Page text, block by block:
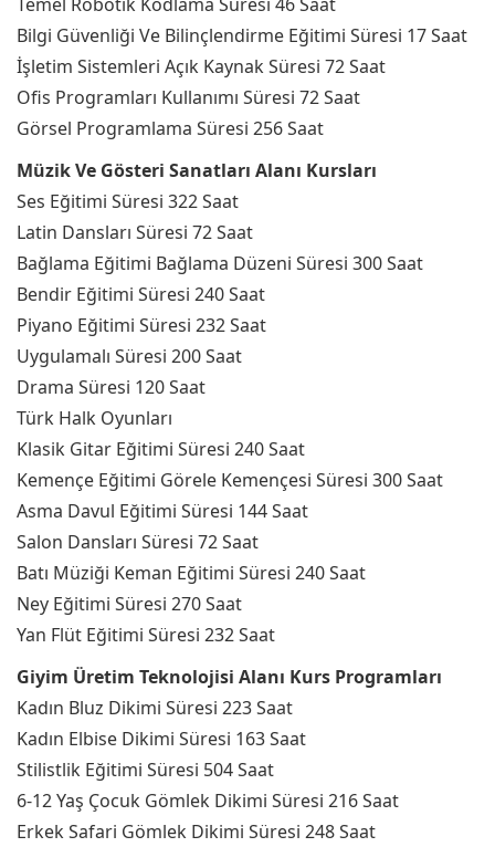
Bilgi Güvenliği Ve Bilinçlendirme Eğitimi Süresi 17 Saat
İşletim Sistemleri Açık Kaynak Süresi 72 Saat
Ofis Programları Kullanımı Süresi 72 Saat
Görsel Programlama Süresi 256 Saat
Müzik Ve Gösteri Sanatları Alanı Kursları
Ses Eğitimi Süresi 322 Saat
Latin Dansları Süresi 72 Saat
Bağlama Eğitimi Bağlama Düzeni Süresi 300 Saat
Bendir Eğitimi Süresi 240 Saat
Piyano Eğitimi Süresi 232 Saat
Uygulamalı Süresi 200 Saat
Drama Süresi 120 Saat
Türk Halk Oyunları
Klasik Gitar Eğitimi Süresi 240 Saat
Kemençe Eğitimi Görele Kemençesi Süresi 300 Saat
Asma Davul Eğitimi Süresi 144 Saat
Salon Dansları Süresi 72 Saat
Batı Müziği Keman Eğitimi Süresi 240 Saat
Ney Eğitimi Süresi 270 Saat
Yan Flüt Eğitimi Süresi 232 Saat
Giyim Üretim Teknolojisi Alanı Kurs Programları
Kadın Bluz Dikimi Süresi 223 Saat
Kadın Elbise Dikimi Süresi 163 Saat
Stilistlik Eğitimi Süresi 504 Saat
6-12 Yaş Çocuk Gömlek Dikimi Süresi 216 Saat
Erkek Safari Gömlek Dikimi Süresi 248 Saat